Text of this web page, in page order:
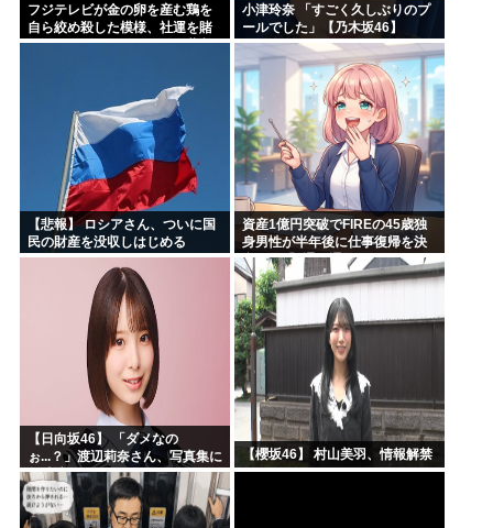
フジテレビが金の卵を産む鶏を
自ら絞め殺した模様、社運を賭
けたドル箱コンテンツが御蔵入
小津玲奈 「すごく久しぶりのプ
ールでした」【乃木坂46】
【悲報】 ロシアさん、ついに国
民の財産を没収しはじめる
資産1億円突破でFIREの45歳独
身男性が半年後に仕事復帰を決
意した「1通の通知」
【日向坂46】 「ダメなの
ぉ...？」渡辺莉奈さん、写真集に
興味津々
【櫻坂46】 村山美羽、情報解禁